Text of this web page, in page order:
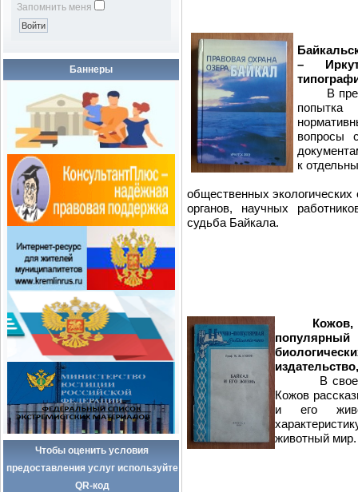
Запомнить меня
Баннеры
Чтобы оценить условия
предоставления услуг используйте
QR-код
–
В
вопросы
к
общественных экологических
органов, научных
судьба Байкала.
В своем
Кожов
и его
животный мир.